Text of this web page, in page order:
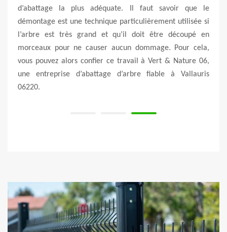
d’abattage la plus adéquate. Il faut savoir que le
démontage est une technique particulièrement utilisée si
l’arbre est très grand et qu’il doit être découpé en
morceaux pour ne causer aucun dommage. Pour cela,
vous pouvez alors confier ce travail à Vert & Nature 06,
une entreprise d’abattage d’arbre fiable à Vallauris
06220.